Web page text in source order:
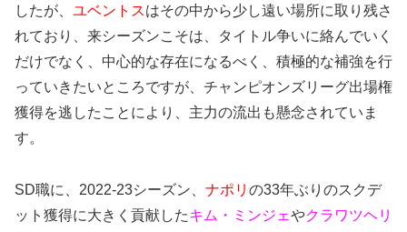
したが、 ユベントスはその中から少し遠い場所に取り残さ
れており、来シーズンこそは、タイトル争いに絡んでいく
だけでなく、中心的な存在になるべく、積極的な補強を行
っていきたいところですが、チャンピオンズリーグ出場権
獲得を逃したことにより、主力の流出も懸念されていま
す。
SD職に、2022-23シーズン、 ナポリ の33年ぶりのスクデ
ット獲得に大きく貢献したキム・ミンジェやクラワツヘリ